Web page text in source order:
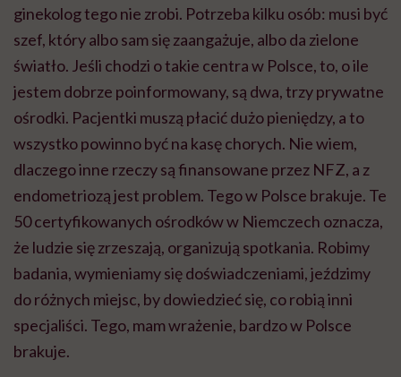
ginekolog tego nie zrobi. Potrzeba kilku osób: musi być
szef, który albo sam się zaangażuje, albo da zielone
światło. Jeśli chodzi o takie centra w Polsce, to, o ile
jestem dobrze poinformowany, są dwa, trzy prywatne
ośrodki. Pacjentki muszą płacić dużo pieniędzy, a to
wszystko powinno być na kasę chorych. Nie wiem,
dlaczego inne rzeczy są finansowane przez NFZ, a z
endometriozą jest problem. Tego w Polsce brakuje. Te
50 certyfikowanych ośrodków w Niemczech oznacza,
że ludzie się zrzeszają, organizują spotkania. Robimy
badania, wymieniamy się doświadczeniami, jeździmy
do różnych miejsc, by dowiedzieć się, co robią inni
specjaliści. Tego, mam wrażenie, bardzo w Polsce
brakuje.